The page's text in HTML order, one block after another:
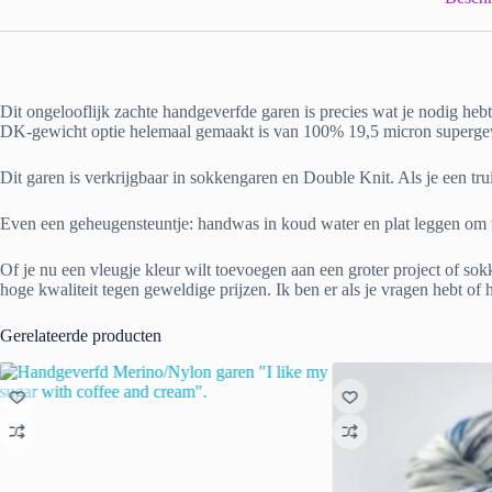
Dit ongelooflijk zachte handgeverfde garen is precies wat je nodig
DK-gewicht optie helemaal gemaakt is van 100% 19,5 micron
Dit garen is verkrijgbaar in sokkengaren en Double Knit. Als je een
Even een geheugensteuntje: handwas in koud water en plat leggen om
Of je nu een vleugje kleur wilt toevoegen aan een groter project of
hoge kwaliteit tegen geweldige prijzen. Ik ben er als je vragen hebt of
Gerelateerde producten